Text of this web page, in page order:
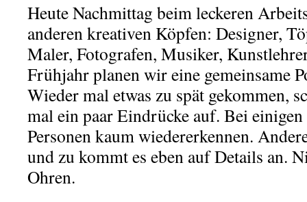
Heute Nachmittag beim leckeren
anderen kreativen Köpfen: Designer,
Maler, Fotografen, Musiker,
Frühjahr planen wir eine gemeinsame
Wieder mal etwas zu spät gekommen,
mal ein paar Eindrücke auf. Bei
Personen kaum wiedererkennen.
und zu kommt es eben auf Details an.
Ohren.